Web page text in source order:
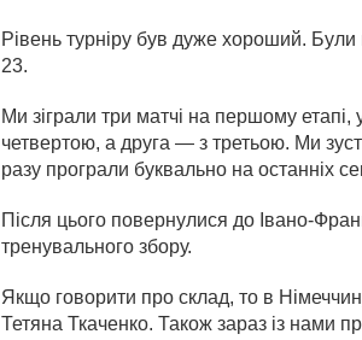
Рівень турніру був дуже хороший.
23.
Ми зіграли три матчі на першому
четвертою, а друга — з третьою. Ми
разу програли буквально на останніх
Після цього повернулися до Івано-
тренувального збору.
Якщо говорити про склад, то в
Тетяна Ткаченко. Також зараз із нами